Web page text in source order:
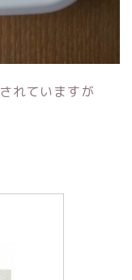
れていますが